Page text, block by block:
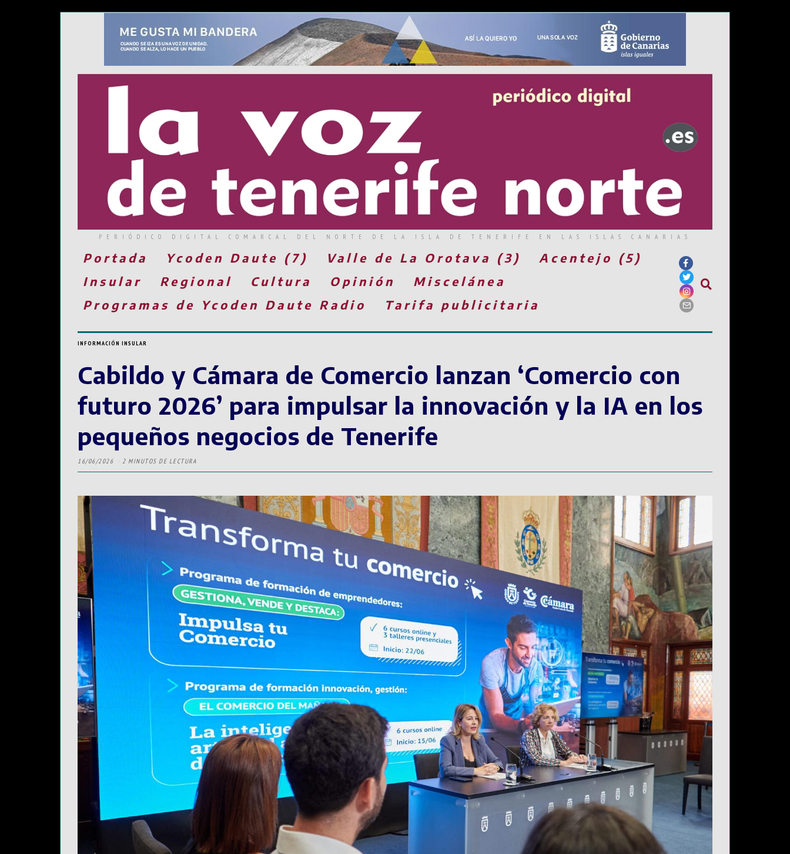
PERIÓDICO DIGITAL COMARCAL DEL NORTE DE LA ISLA DE TENERIFE EN LAS ISLAS CANARIAS
Portada Ycoden Daute (7) Valle de La Orotava (3)
Acentejo (5)
Insular
Regional Cultura Opinión
Miscelánea
Programas de Ycoden Daute Radio
Tarifa publicitaria
INFORMACIÓN INSULAR
Cabildo y Cámara de Comercio lanzan ‘Comercio con
futuro 2026’ para impulsar la innovación y la IA en los
pequeños negocios de Tenerife
16/06/2026 2 MINUTOS DE LECTURA